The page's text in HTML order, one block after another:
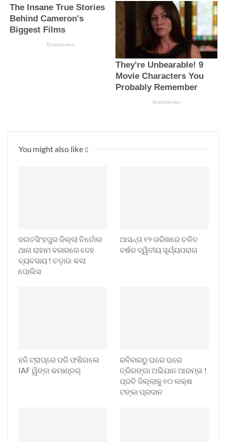
You might also like
ଜଗତସିଂହପୁର ଜିଲ୍ଲା ତିର୍ତୋଲ
ଥାନା ରାହାମ ବଜାରରେ ଦେହ
ବ୍ୟବସାୟ ! ଚଡ଼ାଉ କଲା
ପୋଲିସ
ଆସନ୍ତା ୧୨ ତାରିଖରେ ଚଳିତ
ବର୍ଷର ଦ୍ୱିତୀୟ ସୂର୍ଯ୍ୟପରାଗ
ହନି ଟ୍ରାପ୍‌ରେ ପଡି ଫଶିଗଲେ
IAF ୱିଙ୍ଗ କମାଣ୍ଡର୍
ରବିବାରଠୁ ଘରେ ଘରେ
ତ୍ରିରଙ୍ଗା ଅଭିଯାନ ଆରମ୍ଭ !
ପ୍ରତି ଜିଲ୍ଲାକୁ ୧୦ ଲକ୍ଷ
ଟଙ୍କା ପ୍ରଦାନ